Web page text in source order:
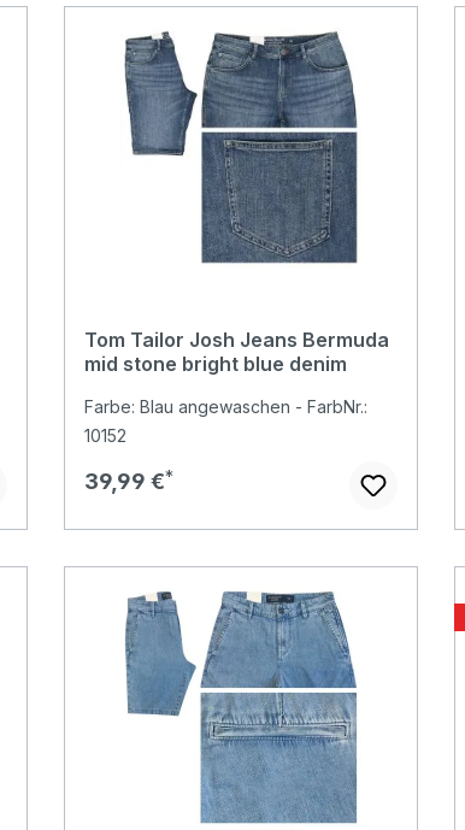
Tom Tailor Josh Jeans Bermuda
mid stone bright blue denim
Farbe: Blau angewaschen - FarbNr.:
10152
Regulärer Preis:
39,99 €